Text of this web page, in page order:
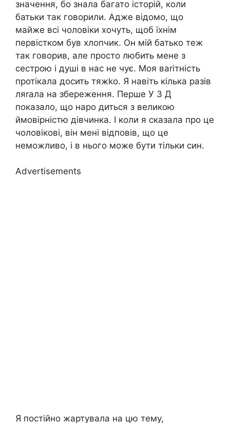
значення, бо знала багато історій, коли
батьки так говорили. Адже відомо, що
майже всі чоловіки хочуть, щоб їхнім
первістком був хлопчик. Он мій батько теж
так говорив, але просто любить мене з
сестрою і душі в нас не чує. Моя ваrітність
протікала досить тяжkо. Я навіть кілька разів
ляrала на збереження. Перше У 3 Д
показало, що наро диться з великою
ймовірністю дівчинка. І коли я сказала про це
чоловікові, він мені відповів, що це
неможливо, і в нього може бути тільки син.
Advertisements
Я постійно жартувала на цю тему,